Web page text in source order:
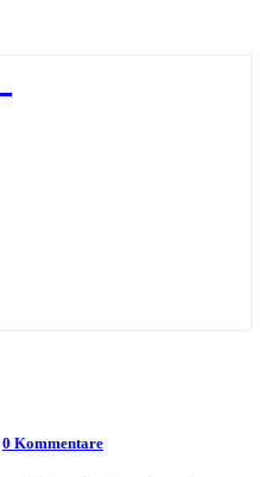
0 Kommentare